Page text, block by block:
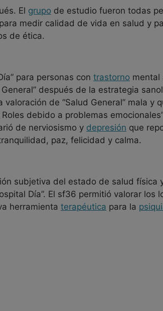
El grupo de estudio fueron todas
medir calidad de vida en salud y
de ética.
para personas con trastorno mental
después de la estrategia
de “Salud General” mala y
debido a problemas
de nerviosismo y depresión que
paz, felicidad y calma.
subjetiva del estado de salud física
Día”. El sf36 permitió valorar los
herramienta terapéutica para la